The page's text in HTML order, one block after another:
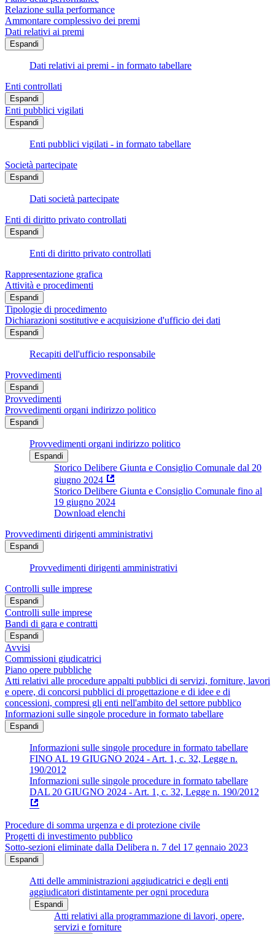
Relazione sulla performance
Ammontare complessivo dei premi
Dati relativi ai premi
Espandi
Dati relativi ai premi - in formato tabellare
Enti controllati
Espandi
Enti pubblici vigilati
Espandi
Enti pubblici vigilati - in formato tabellare
Società partecipate
Espandi
Dati società partecipate
Enti di diritto privato controllati
Espandi
Enti di diritto privato controllati
Rappresentazione grafica
Attività e procedimenti
Espandi
Tipologie di procedimento
Dichiarazioni sostitutive e acquisizione d'ufficio dei dati
Espandi
Recapiti dell'ufficio responsabile
Provvedimenti
Espandi
Provvedimenti
Provvedimenti organi indirizzo politico
Espandi
Provvedimenti organi indirizzo politico
Espandi
Storico Delibere Giunta e Consiglio Comunale dal 20
giugno 2024
Storico Delibere Giunta e Consiglio Comunale fino al
19 giugno 2024
Download elenchi
Provvedimenti dirigenti amministrativi
Espandi
Provvedimenti dirigenti amministrativi
Controlli sulle imprese
Espandi
Controlli sulle imprese
Bandi di gara e contratti
Espandi
Avvisi
Commissioni giudicatrici
Piano opere pubbliche
Atti relativi alle procedure appalti pubblici di servizi, forniture, lavori
e opere, di concorsi pubblici di progettazione e di idee e di
concessioni, compresi gli enti nell'ambito del settore pubblico
Informazioni sulle singole procedure in formato tabellare
Espandi
Informazioni sulle singole procedure in formato tabellare
FINO AL 19 GIUGNO 2024 - Art. 1, c. 32, Legge n.
190/2012
Informazioni sulle singole procedure in formato tabellare
DAL 20 GIUGNO 2024 - Art. 1, c. 32, Legge n. 190/2012
Procedure di somma urgenza e di protezione civile
Progetti di investimento pubblico
Sotto-sezioni eliminate dalla Delibera n. 7 del 17 gennaio 2023
Espandi
Atti delle amministrazioni aggiudicatrici e degli enti
aggiudicatori distintamente per ogni procedura
Espandi
Atti relativi alla programmazione di lavori, opere,
servizi e forniture